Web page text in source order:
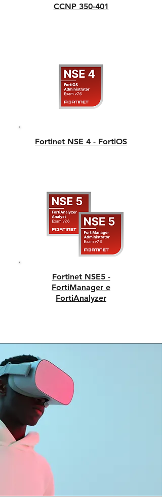
CCNP 350-401
Fortinet NSE 4 - FortiOS
Fortinet NSE5 -
FortiManager e
FortiAnalyzer